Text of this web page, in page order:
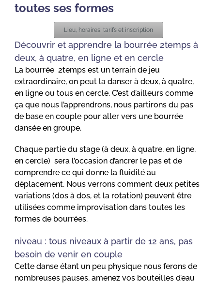
toutes ses formes
Lieu, horaires, tarifs et inscription
Découvrir et apprendre la bourrée 2temps à
deux, à quatre, en ligne et en cercle
La bourrée 2temps est un terrain de jeu
extraordinaire, on peut la danser à deux, à quatre,
en ligne ou tous en cercle. C’est d’ailleurs comme
ça que nous l’apprendrons, nous partirons du pas
de base en couple pour aller vers une bourrée
dansée en groupe.
Chaque partie du stage (à deux, à quatre, en ligne,
en cercle) sera l’occasion d’ancrer le pas et de
comprendre ce qui donne la fluidité au
déplacement. Nous verrons comment deux petites
variations (dos à dos, et la rotation) peuvent être
utilisées comme improvisation dans toutes les
formes de bourrées.
niveau : tous niveaux à partir de 12 ans, pas
besoin de venir en couple
Cette danse étant un peu physique nous ferons de
nombreuses pauses, amenez vos bouteilles d’eau